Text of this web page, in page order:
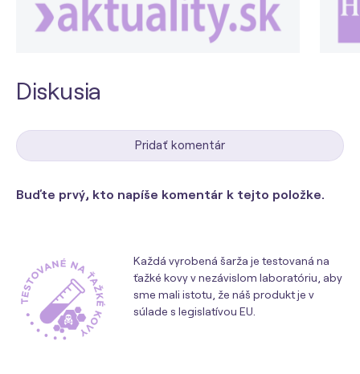
Diskusia
Pridať komentár
Buďte prvý, kto napíše komentár k tejto položke.
Každá vyrobená šarža je testovaná na
ťažké kovy v nezávislom laboratóriu, aby
sme mali istotu, že náš produkt je v
súlade s legislatívou EU.